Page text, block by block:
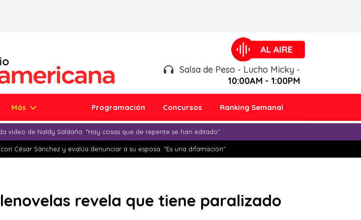
Salsa de Peso - Lucho Micky -
10:00AM - 1:00PM
Más Programación Concursos Ranking Semanal
video de Naldy Saldaña: “Hay cosas que de repente se han editado”
César Sánchez y evalúa denunciar a su esposa: “Es una difamación”
revela que tiene paralizado